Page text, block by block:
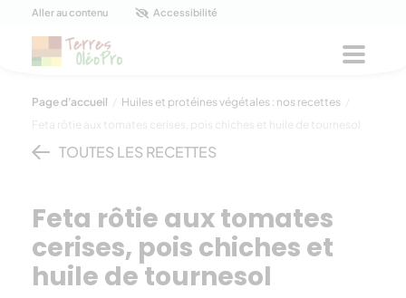
Panneau de gestion des cookies
Aller au contenu Accessibilité
Page d'accueil / Huiles et protéines végétales : nos recettes /
Feta rôtie aux tomates cerises, pois chiches et huile de tournesol
TOUTES LES RECETTES
Feta rôtie aux tomates
cerises, pois chiches et
huile de tournesol